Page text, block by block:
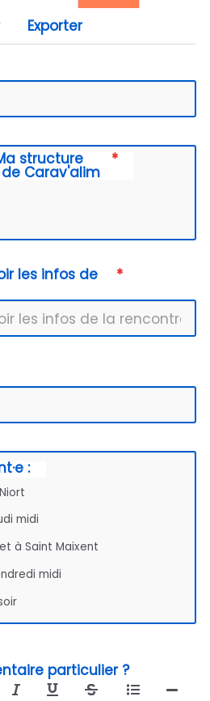
Exporter
structure
Carav'alim
les infos de
:
midi
à Saint Maixent
midi
particulier ?